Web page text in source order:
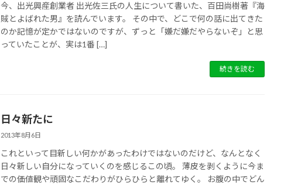
今、出光興産創業者 出光佐三氏の人生について書いた、百田尚樹著『海
賊とよばれた男』を読んでいます。 その中で、どこで何の話に出てきた
のか記憶が定かではないのですが、ずっと「嫌だ嫌だやらないぞ」と思
っていたことが、実は1番 […]
続きを読む
日々新たに
2013年8月6日
これといって目新しい何かがあったわけではないのだけど、なんとなく
日々新しい自分になっていくのを感じるこの頃。 薄皮を剥くように今ま
での価値観や頑固なこだわりがひらひらと離れてゆく。 お腹の中でどん